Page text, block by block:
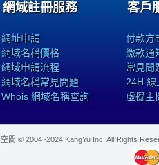
網域註冊服務
網址申請
網域名稱價格
網域申請流程
網域名稱常見問題
Whois 網域名稱查詢
客戶
付款方
繳款通
常見問
24H 線
虛擬主
間 © 2004~2024 KangYu Inc. All Rights